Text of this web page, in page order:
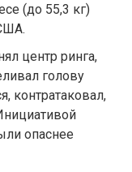
(до 55,3 кг)
центр ринга,
голову
контратаковал,
опаснее